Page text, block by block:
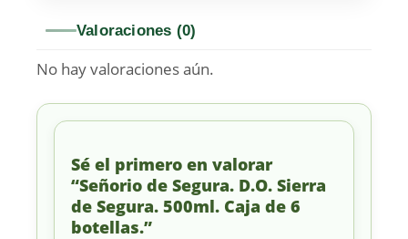
Valoraciones (0)
No hay valoraciones aún.
Sé el primero en valorar
“Señorio de Segura. D.O. Sierra
de Segura. 500ml. Caja de 6
botellas.”